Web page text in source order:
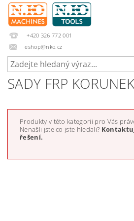
+420 326 772 001
eshop@nko.cz
SADY FRP KORUNEK
Produkty v této kategorii pro Vás
Nenašli jste co jste hledali?
řešení.